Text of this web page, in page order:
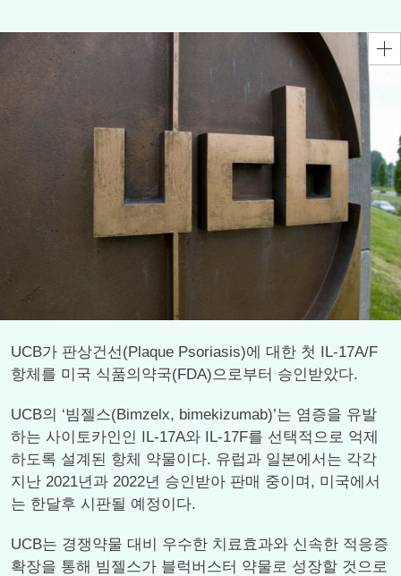
UCB가 판상건선(Plaque Psoriasis)에 대한 첫 IL-17A/F
항체를 미국 식품의약국(FDA)으로부터 승인받았다.
UCB의 ‘빔젤스(Bimzelx, bimekizumab)’는 염증을 유발
하는 사이토카인인 IL-17A와 IL-17F를 선택적으로 억제
하도록 설계된 항체 약물이다. 유럽과 일본에서는 각각
지난 2021년과 2022년 승인받아 판매 중이며, 미국에서
는 한달후 시판될 예정이다.
UCB는 경쟁약물 대비 우수한 치료효과와 신속한 적응증
확장을 통해 빔젤스가 블럭버스터 약물로 성장할 것으로